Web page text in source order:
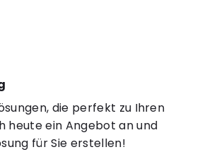
die perfekt zu Ihren
heute ein Angebot an und
für Sie erstellen!